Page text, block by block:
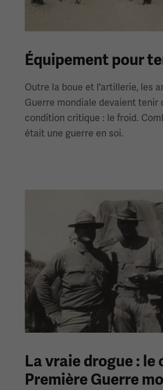
Équipement pour
Outre la boue et l'artillerie, les
Guerre mondiale devaient tenir
condition critique : le froid.
était une guerre en soi.
La vraie drogue : le
Première Guerre